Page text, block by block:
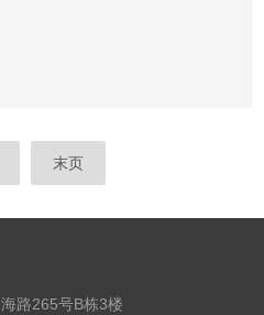
末页
路265号B栋3楼